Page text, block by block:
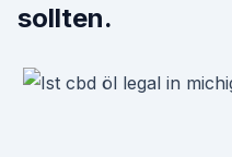
sollten.